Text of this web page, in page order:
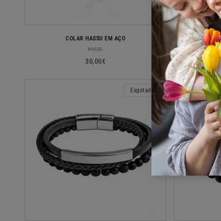
COLAR HASSU EM AÇO
Fornecedor:
HASSU
Preço
30,00€
FIO
Esgotado